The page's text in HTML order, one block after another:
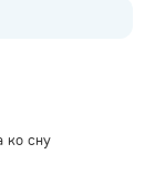
ко сну